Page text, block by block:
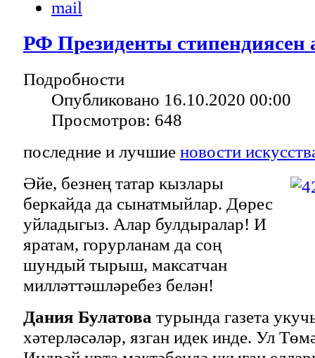
РФ Президенты
Подробности
Опубликовано 16.10.2020 00:00
Просмотров: 648
последние и лучшие новости
Әйе, безнең татар кызлары
беркайда да сынатмыйлар. Дөрес
уйладыгыз. Алар булдыралар! И
яратам, горурланам да соң
шундый тырыш, максатчан
милләттәшләребез белән!
Дания Булатова турында газета
хәтерләсәләр, язган идек инде. Ул